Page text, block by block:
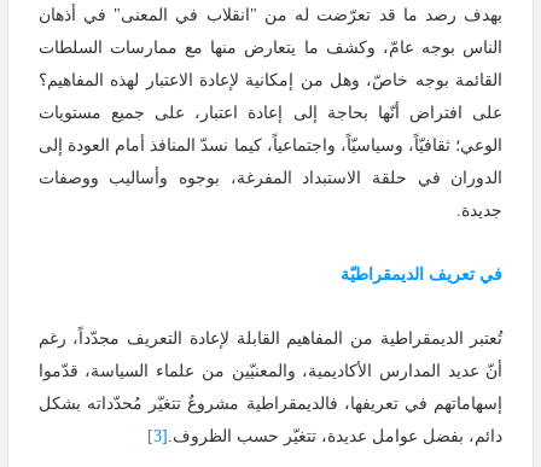
بهدف رصد ما قد تعرّضت له من "انقلاب في المعنى" في أذهان
الناس بوجه عامّ، وكشف ما يتعارض منها مع ممارسات السلطات
القائمة بوجه خاصّ، وهل من إمكانية لإعادة الاعتبار لهذه المفاهيم؟
على افتراض أنّها بحاجة إلى إعادة اعتبار، على جميع مستويات
الوعي؛ ثقافيّاً، وسياسيّاً، واجتماعياً، كيما نسدّ المنافذ أمام العودة إلى
الدوران في حلقة الاستبداد المفرغة، بوجوه وأساليب ووصفات
جديدة.
في تعريف الديمقراطيّة
تُعتبر الديمقراطية من المفاهيم القابلة لإعادة التعريف مجدّداً، رغم
أنّ عديد المدارس الأكاديمية، والمعنيّين من علماء السياسة، قدّموا
إسهاماتهم في تعريفها، فالديمقراطية مشروعٌ تتغيّر مُحدّداته بشكل
دائم، بفضل عوامل عديدة، تتغيّر حسب الظروف. [3]